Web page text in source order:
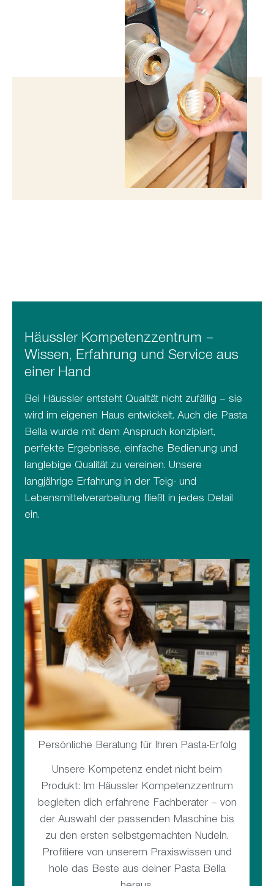
Häussler Kompetenzzentrum –
Wissen, Erfahrung und Service aus
einer Hand
Bei Häussler entsteht Qualität nicht zufällig – sie
wird im eigenen Haus entwickelt. Auch die Pasta
Bella wurde mit dem Anspruch konzipiert,
perfekte Ergebnisse, einfache Bedienung und
langlebige Qualität zu vereinen. Unsere
langjährige Erfahrung in der Teig- und
Lebensmittelverarbeitung fließt in jedes Detail
ein.
Persönliche Beratung für Ihren Pasta-Erfolg
Unsere Kompetenz endet nicht beim
Produkt: Im Häussler Kompetenzzentrum
begleiten dich erfahrene Fachberater – von
der Auswahl der passenden Maschine bis
zu den ersten selbstgemachten Nudeln.
Profitiere von unserem Praxiswissen und
hole das Beste aus deiner Pasta Bella